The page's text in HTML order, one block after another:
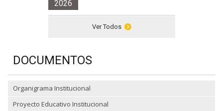
2026
Ver Todos
DOCUMENTOS
Organigrama Institucional
Proyecto Educativo Institucional